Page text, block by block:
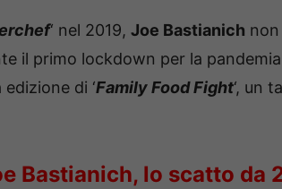
‘ nel 2019, Joe Bastianich
il primo lockdown per la
di ‘Family Food Fight‘, un
Bastianich, lo scatto da